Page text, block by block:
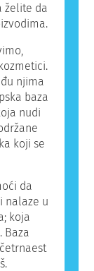
želite da
njima
baza
nudi
koji se
da
nalaze u
koja
Baza